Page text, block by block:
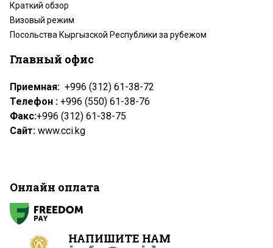
НАПИШИТЕ НАМ
Краткий обзор
Визовый режим
Посольства Кыргызской Республики за рубежом
Главный офис
Приемная: +996 (312) 61-38-72
Телефон : +996 (550) 61-38-76
Факс:+996 (312) 61-38-75
Сайт: www.cci.kg
Онлайн оплата